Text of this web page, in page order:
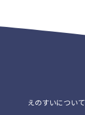
えのすいについて